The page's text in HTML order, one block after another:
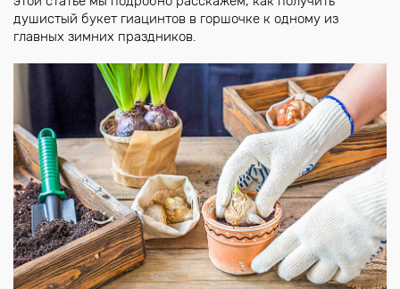
душистый букет гиацинтов в горшочке к одному из
главных зимних праздников.